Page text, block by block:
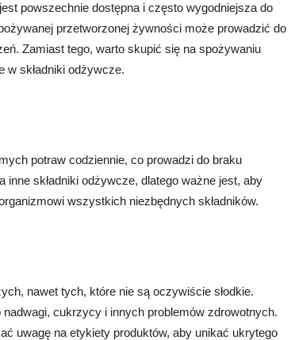
powszechnie dostępna i często wygodniejsza do
przetworzonej żywności może prowadzić do
Zamiast tego, warto skupić się na spożywaniu
w składniki odżywcze.
potraw codziennie, co prowadzi do braku
składniki odżywcze, dlatego ważne jest, aby
wszystkich niezbędnych składników.
nawet tych, które nie są oczywiście słodkie.
cukrzycy i innych problemów zdrowotnych.
uwagę na etykiety produktów, aby unikać ukrytego